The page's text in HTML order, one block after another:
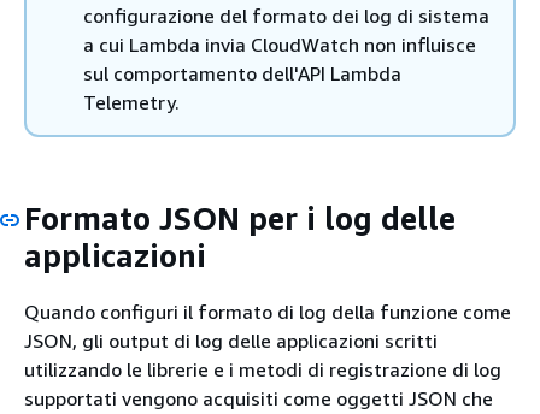
configurazione del formato dei log di sistema
a cui Lambda invia CloudWatch non influisce
sul comportamento dell'API Lambda
Telemetry.
Formato JSON per i log delle
applicazioni
Quando configuri il formato di log della funzione come
JSON, gli output di log delle applicazioni scritti
utilizzando le librerie e i metodi di registrazione di log
supportati vengono acquisiti come oggetti JSON che